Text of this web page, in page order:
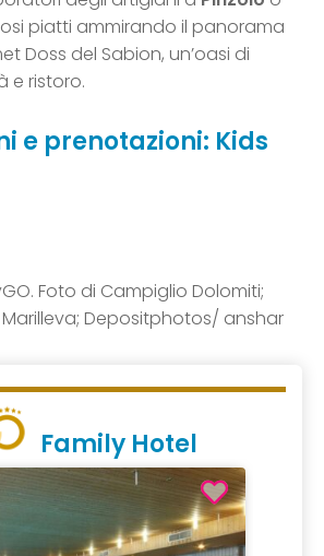
piatti ammirando il panorama
Doss del Sabion, un’oasi di
e ristoro.
e prenotazioni: Kids
Foto di Campiglio Dolomiti;
Marilleva; Depositphotos/ anshar
Family Hotel